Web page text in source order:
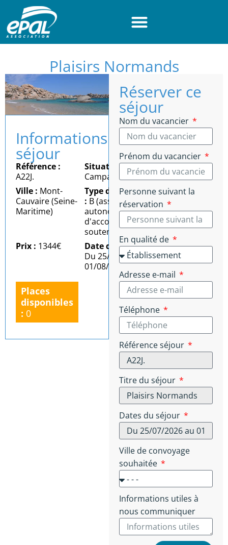
Plaisirs Normands
Informations
séjour
Référence :
A22J.
Situation :
Campagne
Ville : Mont-
Cauvaire (Seine-
Maritime)
Type d'autonomie
: B (assez bonne
autonomie = besoin
d'accompagnement
soutenu)
Prix : 1344€
Date du séjour :
Du 25/07/2026 au
01/08/2026
Places
disponibles
: 0
Réserver ce
séjour
Nom du vacancier
Prénom du vacancier
Personne suivant la
réservation
En qualité de
Adresse e-mail
Téléphone
Référence séjour
Titre du séjour
Dates du séjour
Ville de convoyage
souhaitée
Informations utiles à
nous communiquer
Panneau de gestion des cookies